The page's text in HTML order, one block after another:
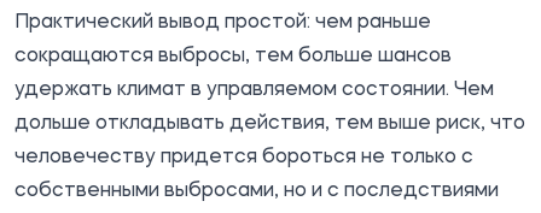
Практический вывод простой: чем раньше
сокращаются выбросы, тем больше шансов
удержать климат в управляемом состоянии. Чем
дольше откладывать действия, тем выше риск, что
человечеству придется бороться не только с
собственными выбросами, но и с последствиями